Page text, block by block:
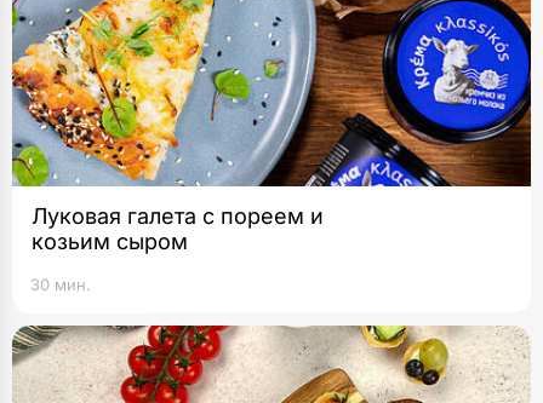
Луковая галета с пореем и
козьим сыром
30 мин.